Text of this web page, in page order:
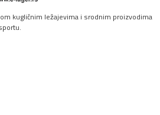
kugličnim ležajevima i srodnim proizvodima